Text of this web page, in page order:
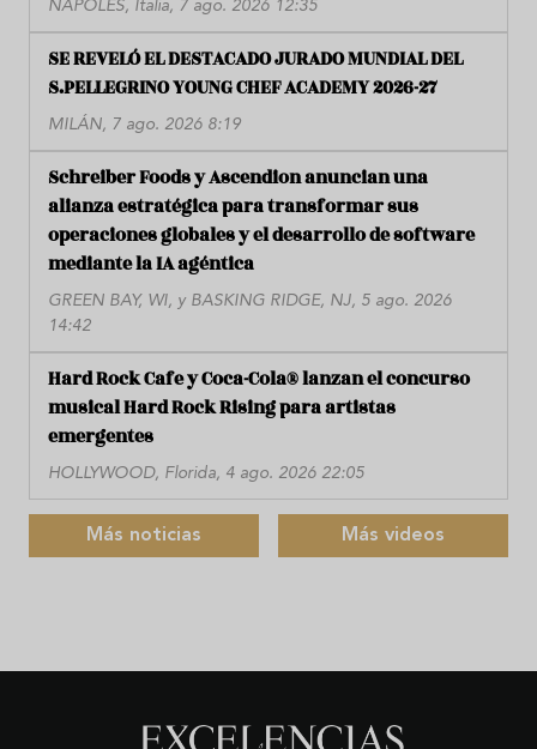
NÁPOLES, Italia, 7 ago. 2026 12:35
SE REVELÓ EL DESTACADO JURADO MUNDIAL DEL
S.PELLEGRINO YOUNG CHEF ACADEMY 2026-27
MILÁN, 7 ago. 2026 8:19
Schreiber Foods y Ascendion anuncian una
alianza estratégica para transformar sus
operaciones globales y el desarrollo de software
mediante la IA agéntica
GREEN BAY, WI, y BASKING RIDGE, NJ, 5 ago. 2026
14:42
Hard Rock Cafe y Coca-Cola® lanzan el concurso
musical Hard Rock Rising para artistas
emergentes
HOLLYWOOD, Florida, 4 ago. 2026 22:05
Más noticias Más videos